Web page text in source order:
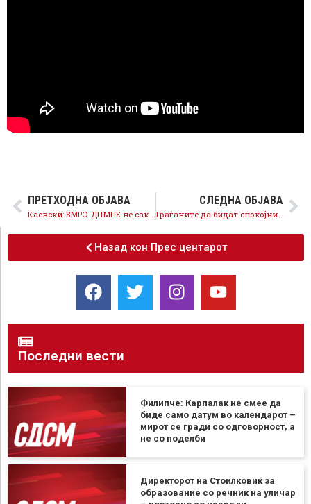
ПРЕТХОДНА ОБЈАВА СЛЕДНА ОБЈАВА
Граѓаните да бидат спокојни и да не веруваат во лагите на ВМРО-ДПМНЕ, има доволно пченица и стокови резерви
Назад кон Прес центарот
Последни вести
Филипче: Карпалак не смее да
биде само датум во календарот –
мирот се гради со одговорност, а
не со поделби
Директорот на Стоилковиќ за
образование со речник на уличар